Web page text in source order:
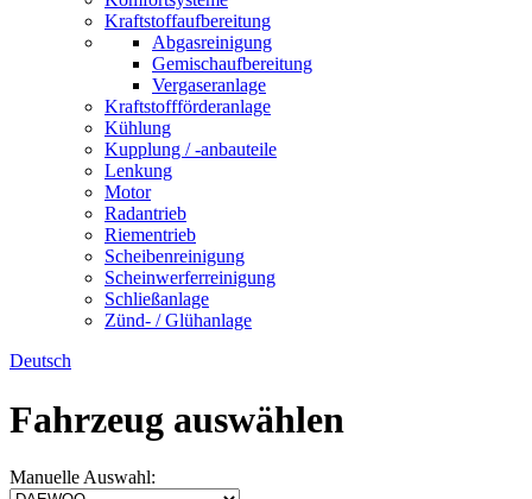
Kraftstoffaufbereitung
Abgasreinigung
Gemischaufbereitung
Vergaseranlage
Kraftstoffförderanlage
Kühlung
Kupplung / -anbauteile
Lenkung
Motor
Radantrieb
Riementrieb
Scheibenreinigung
Scheinwerferreinigung
Schließanlage
Zünd- / Glühanlage
Deutsch
Fahrzeug auswählen
Manuelle Auswahl: